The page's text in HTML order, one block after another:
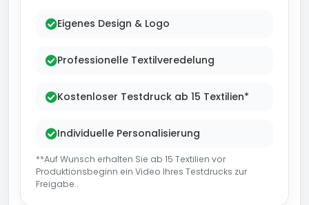
Eigenes Design & Logo
Professionelle Textilveredelung
Kostenloser Testdruck ab 15 Textilien*
Individuelle Personalisierung
**Auf Wunsch erhalten Sie ab 15 Textilien vor
Produktionsbeginn ein Video Ihres Testdrucks zur
Freigabe..